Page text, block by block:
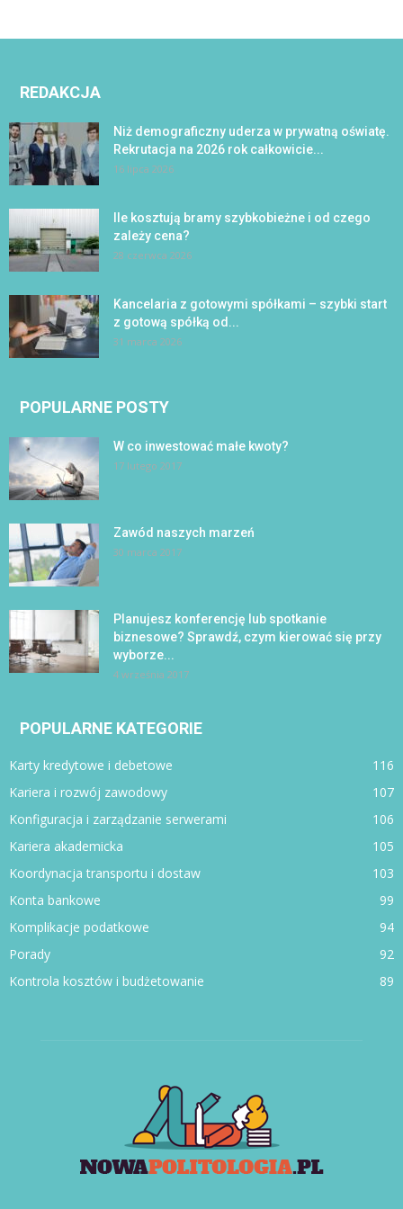
REDAKCJA
Niż demograficzny uderza w prywatną oświatę.
Rekrutacja na 2026 rok całkowicie...
16 lipca 2026
Ile kosztują bramy szybkobieżne i od czego
zależy cena?
28 czerwca 2026
Kancelaria z gotowymi spółkami – szybki start
z gotową spółką od...
31 marca 2026
POPULARNE POSTY
W co inwestować małe kwoty?
17 lutego 2017
Zawód naszych marzeń
30 marca 2017
Planujesz konferencję lub spotkanie
biznesowe? Sprawdź, czym kierować się przy
wyborze...
4 września 2017
POPULARNE KATEGORIE
Karty kredytowe i debetowe
116
Kariera i rozwój zawodowy
107
Konfiguracja i zarządzanie serwerami
106
Kariera akademicka
105
Koordynacja transportu i dostaw
103
Konta bankowe
99
Komplikacje podatkowe
94
Porady
92
Kontrola kosztów i budżetowanie
89